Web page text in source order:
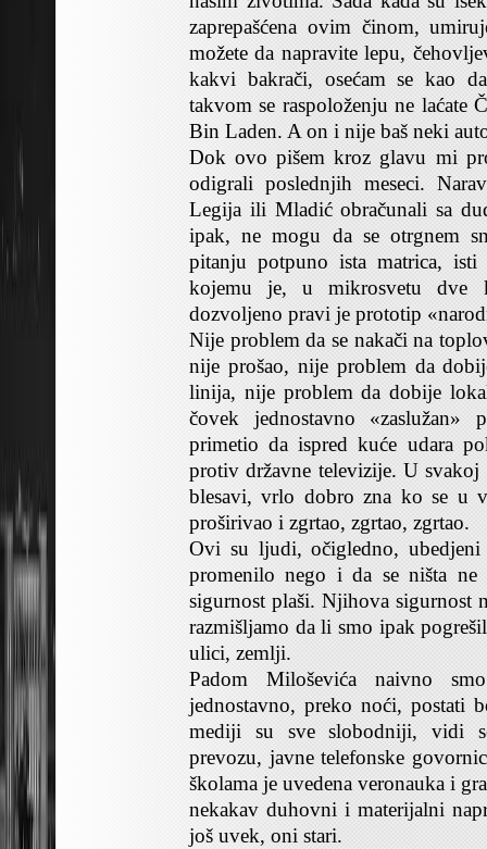
zaprepašćena ovim činom,
možete da napravite lepu,
kakvi bakrači, osećam se kao
takvom se raspoloženju ne laćate
Bin Laden. A on i nije baš neki
Dok ovo pišem kroz glavu mi
odigrali poslednjih meseci.
Legija ili Mladić obračunali sa
ipak, ne mogu da se otrgnem
pitanju potpuno ista matrica, isti
kojemu je, u mikrosvetu dve
dozvoljeno pravi je prototip
Nije problem da se nakači na
nije prošao, nije problem da
linija, nije problem da dobije
čovek jednostavno «zaslužan»
primetio da ispred kuće udara
protiv državne televizije. U svakoj
blesavi, vrlo dobro zna ko se u
proširivao i zgrtao, zgrtao, zgrtao.
Ovi su ljudi, očigledno,
promenilo nego i da se ništa ne
sigurnost plaši. Njihova sigurnost
razmišljamo da li smo ipak
ulici, zemlji.
Padom Miloševića naivno
jednostavno, preko noći, postati
mediji su sve slobodniji, vidi
prevozu, javne telefonske
školama je uvedena veronauka i
nekakav duhovni i materijalni
još uvek, oni stari.